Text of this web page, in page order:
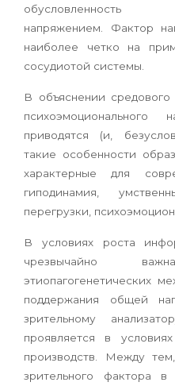
обусловленность
напряжением. Фактор
наиболее четко на
сосудиотой системы.
В объяснении
приводятся (и,
такие особенности
характерные для
гиподинамия,
перегрузки,
В условиях роста
чрезвычайно
этиопагогенетических
поддержания общей
зрительному
проявляется в
производств. Между
зрительного фактора